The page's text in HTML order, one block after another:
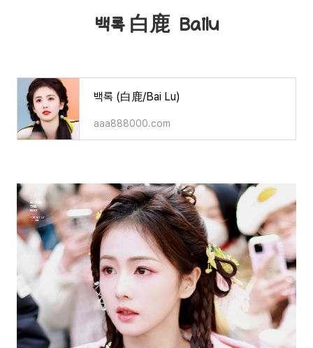
백록 白鹿 Bailu
백록 (白鹿/Bai Lu)
aaa888000.com